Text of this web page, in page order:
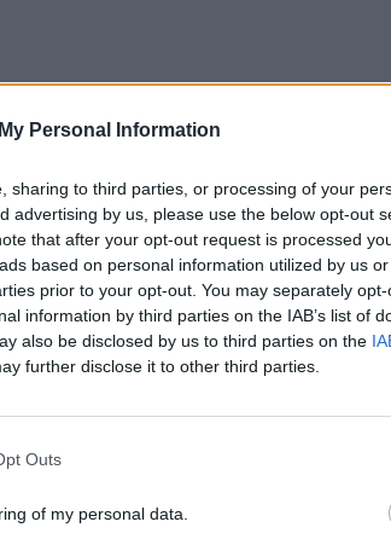
Personal Information
sharing to third parties, or processing of your
advertising by us, please use the below opt-out
that after your opt-out request is processed
based on personal information utilized by us
prior to your opt-out. You may separately
information by third parties on the IAB’s list of
also be disclosed by us to third parties on the
further disclose it to other third parties.
Outs
of my personal data.
emocinę paramą suteiks